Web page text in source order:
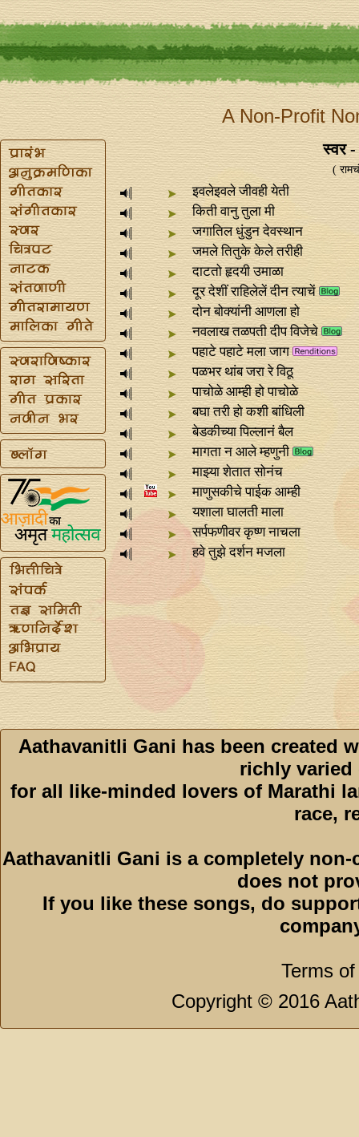
A Non-Profit
स्वर -
(
इवलेइवले जीवही येती
किती वानु तुला मी
जगातिल धुंडुन देवस्थान
जमले तितुके केले तरीही
दाटतो हृदयी उमाळा
दूर देशीं राहिलेलें दीन त्याचें
दोन बोक्यांनी आणला हो
नवलाख तळपती दीप विजेचे
पहाटे पहाटे मला जाग
पळभर थांब जरा रे विठू
पाचोळे आम्ही हो पाचोळे
बघा तरी हो कशी बांधिली
बेडकीच्या पिल्लानं बैल
मागता न आले म्हणुनी
माझ्या शेतात सोनंच
माणुसकीचे पाईक आम्ही
यशाला घालती माला
सर्पफणीवर कृष्ण नाचला
हवे तुझे दर्शन मजला
Aathavanitli Gani has been created
richly varied
for all like-minded lovers of Marathi
race,
Aathavanitli Gani is a completely
does not
If you like these songs, do
Terms
Copyright © 2016